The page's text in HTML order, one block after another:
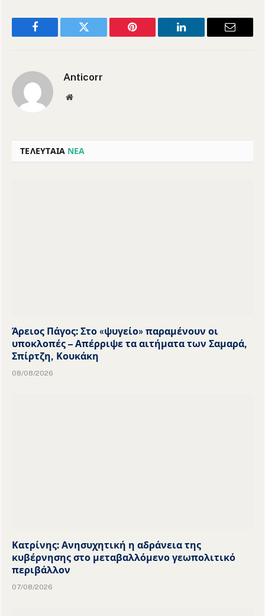
Facebook Twitter Pinterest LinkedIn Email
Anticorr
Website
ΤΕΛΕΥΤΑΙΑ ΝΕΑ
Άρειος Πάγος: Στο «ψυγείο» παραμένουν οι
υποκλοπές – Απέρριψε τα αιτήματα των Σαμαρά,
Σπίρτζη, Κουκάκη
08/08/2026
Κατρίνης: Ανησυχητική η αδράνεια της
κυβέρνησης στο μεταβαλλόμενο γεωπολιτικό
περιβάλλον
07/08/2026